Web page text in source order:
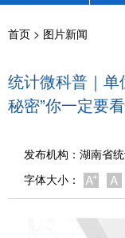
首页 > 图片新闻
统计微科普｜
秘密”你一定要
发布机构： 湖南省
字体大小：